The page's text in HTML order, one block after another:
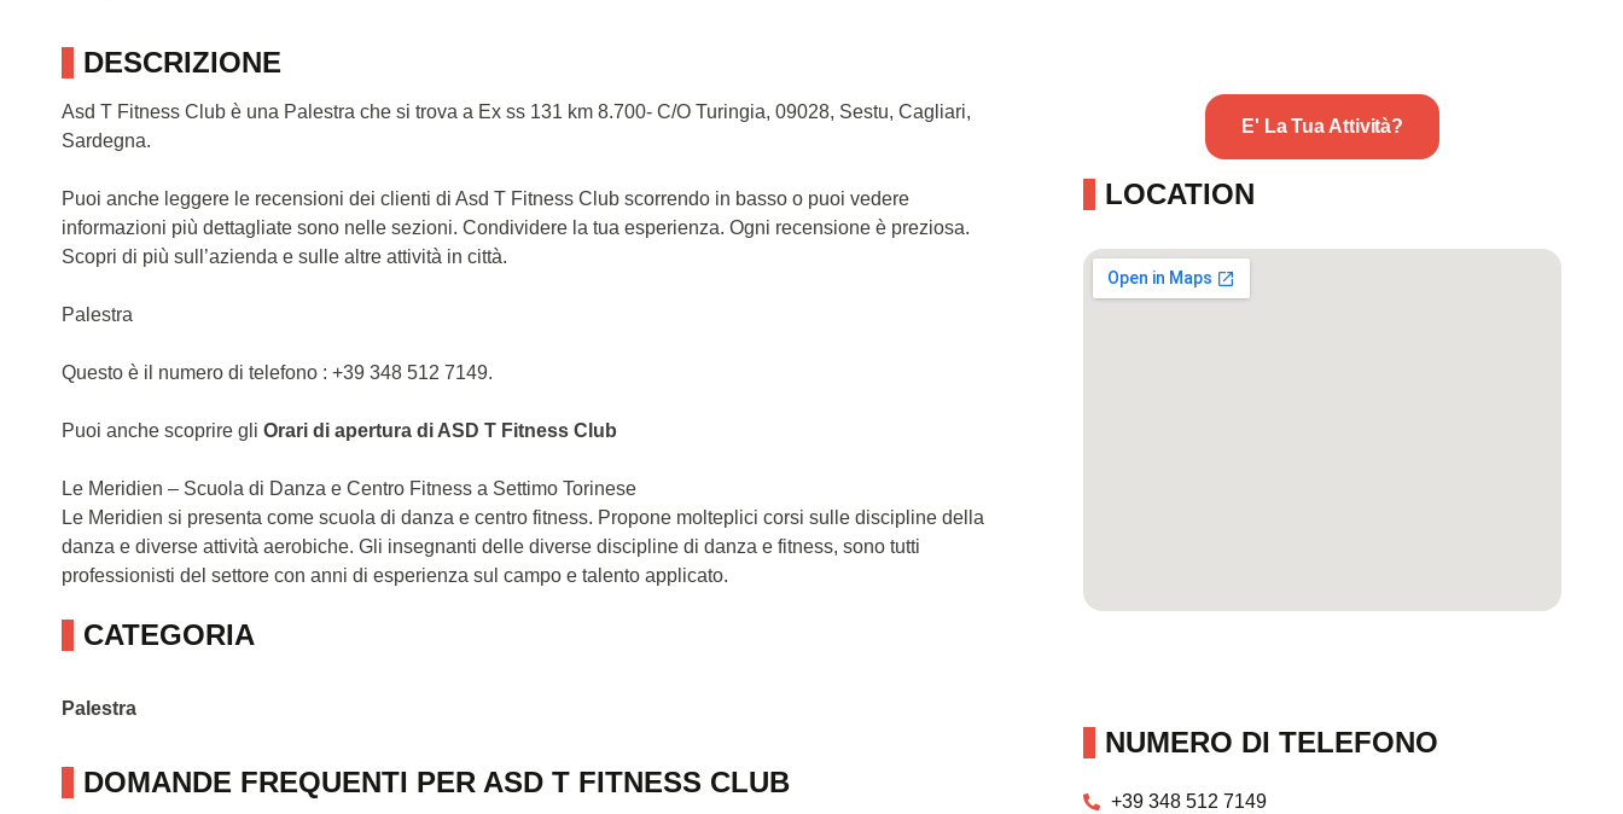
DESCRIZIONE
Asd T Fitness Club è una Palestra che si trova a Ex ss 131 km 8.700- C/O Turingia, 09028, Sestu, Cagliari,
Sardegna.
Puoi anche leggere le recensioni dei clienti di Asd T Fitness Club scorrendo in basso o puoi vedere
informazioni più dettagliate sono nelle sezioni. Condividere la tua esperienza. Ogni recensione è preziosa.
Scopri di più sull’azienda e sulle altre attività in città.
Palestra
Questo è il numero di telefono : +39 348 512 7149.
Puoi anche scoprire gli Orari di apertura di ASD T Fitness Club
Le Meridien – Scuola di Danza e Centro Fitness a Settimo Torinese
Le Meridien si presenta come scuola di danza e centro fitness. Propone molteplici corsi sulle discipline della
danza e diverse attività aerobiche. Gli insegnanti delle diverse discipline di danza e fitness, sono tutti
professionisti del settore con anni di esperienza sul campo e talento applicato.
CATEGORIA
Palestra
DOMANDE FREQUENTI PER ASD T FITNESS CLUB
E' La Tua Attività?
LOCATION
NUMERO DI TELEFONO
+39 348 512 7149